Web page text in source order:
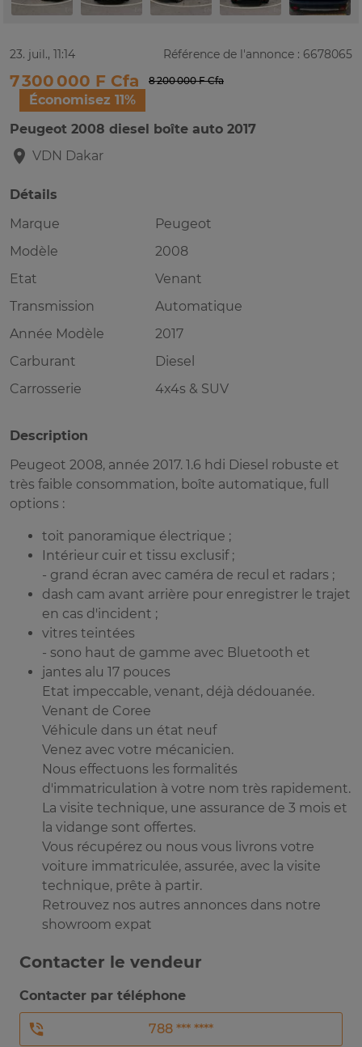
23. juil., 11:14 Référence de l'annonce : 6678065
7 300 000 F Cfa 8 200 000 F Cfa
Économisez 11%
Peugeot 2008 diesel boîte auto 2017
VDN Dakar
Détails
Marque
Peugeot
Modèle
2008
Etat
Venant
Transmission
Automatique
Année Modèle
2017
Carburant
Diesel
Carrosserie
4x4s & SUV
Description
Peugeot 2008, année 2017. 1.6 hdi Diesel robuste et
très faible consommation, boîte automatique, full
options :
toit panoramique électrique ;
Intérieur cuir et tissu exclusif ;
⁠- grand écran avec caméra de recul et radars ;
dash cam avant arrière pour enregistrer le trajet
en cas d'incident ;
vitres teintées
⁠- sono haut de gamme avec Bluetooth et
jantes alu 17 pouces
Etat impeccable, venant, déjà dédouanée.
Venant de Coree
Véhicule dans un état neuf
Venez avec votre mécanicien.
Nous effectuons les formalités
d'immatriculation à votre nom très rapidement.
La visite technique, une assurance de 3 mois et
la vidange sont offertes.
Vous récupérez ou nous vous livrons votre
voiture immatriculée, assurée, avec la visite
technique, prête à partir.
Retrouvez nos autres annonces dans notre
showroom expat
Contacter le vendeur
Contacter par téléphone
788 *** ****